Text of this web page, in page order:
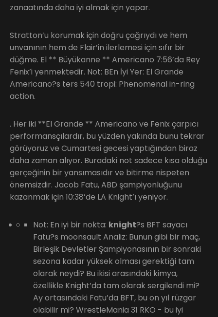
zanaatında daha iyi almak için yapar.
Stratton’u korumak için doğru çağrıydı ve hem
unvanının hem de Flair’in ilerlemesi için sıfır bir
düğme. El ** Büyükanne ** Americano 7:56’da Rey
Fenix’i yenmektedir. Not: BEn İyi Yer: El Grande
Americano?s ters 540 tropi: Phenomenal in-ring
action.
. Her iki **El Grande ** Americano ve Fenix çarpıcı
performansçılardır, bu yüzden yakında bunu tekrar
görüyoruz ve Cumartesi gecesi yaptığından biraz
daha zaman alıyor. Buradaki not sadece kısa olduğu
gerçeğinin bir yansımasıdır ve bitirme nispeten
önemsizdir. Jacob Fatu, ABD şampiyonluğunu
kazanmak için 10:38’de LA Knight’ı yeniyor.
Not: En iyi bir nokta: knight?s BFT sayacı
Fatu?s moonsault Analiz: Bunun gibi bir maç,
Birleşik Devletler Şampiyonasının bir sonraki
sezona kadar yüksek olması gerektiği tam
olarak neydi? Bu ikisi arasındaki kimya,
özellikle Knight’da tam olarak sergilendi mi?
Ay ortasındaki Fatu’da BFT, bu on yıl rüzgar
olabilir mi? WrestleMania 31 RKO - bu iyi